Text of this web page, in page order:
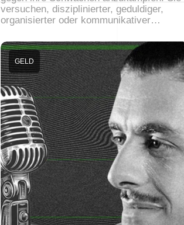
versuchen, disziplinierter, geduldiger,
organisierter oder kommunikativer…
GELD